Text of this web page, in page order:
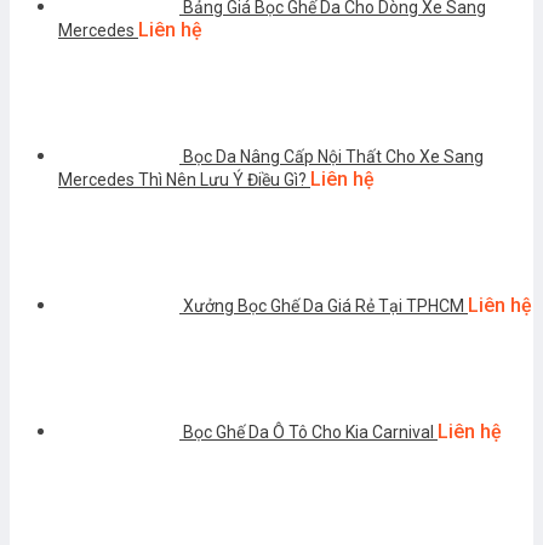
Bảng Giá Bọc Ghế Da Cho Dòng Xe Sang
Mercedes Liên hệ
Bọc Da Nâng Cấp Nội Thất Cho Xe Sang
Mercedes Thì Nên Lưu Ý Điều Gì? Liên hệ
Xưởng Bọc Ghế Da Giá Rẻ Tại TPHCM Liên hệ
Bọc Ghế Da Ô Tô Cho Kia Carnival Liên hệ